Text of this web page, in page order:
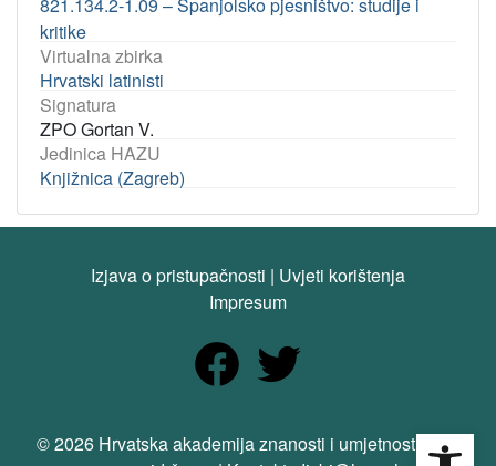
kritike
Virtualna zbirka
Hrvatski latinisti
Signatura
ZPO Gortan V.
Jedinica HAZU
Knjižnica (Zagreb)
Izjava o pristupačnosti | Uvjeti korištenja
Impresum
© 2026 Hrvatska akademija znanosti i umjetnosti. Sva